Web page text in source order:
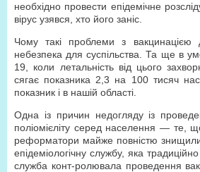
необхідно провести епідемічне
вірус узявся, хто його заніс.
Чому такі проблеми з вакцинацією
небезпека для суспільства. Та ще в
19, коли летальність від цього
сягає показника 2,3 на 100 тисяч
показник і в нашій області.
Одна із причин недогляду із
поліомієліту серед населення — те,
реформатори майже повністю
епідеміологічну службу, яка
служба конт-ролювала проведення